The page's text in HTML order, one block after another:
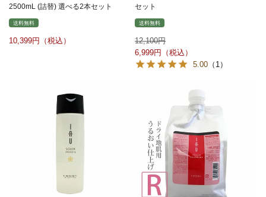
2500mL (詰替) 選べる2本セット
送料無料
10,399
セット
送料無料
12,100
6,999
5.00 （1）